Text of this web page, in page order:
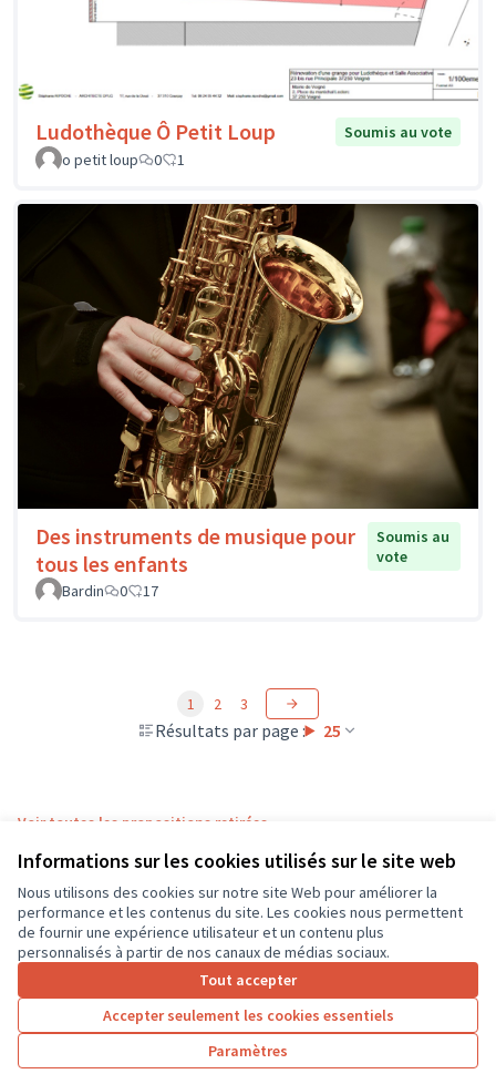
Informations sur les cookies utilisés sur le site web
Nous utilisons des cookies sur notre site Web pour améliorer la
performance et les contenus du site. Les cookies nous permettent
de fournir une expérience utilisateur et un contenu plus
personnalisés à partir de nos canaux de médias sociaux.
Tout accepter
Accepter seulement les cookies essentiels
Paramètres
Ludothèque Ô Petit Loup
Soumis au vote
o petit loup
0 1
Des instruments de musique pour
tous les enfants
Soumis au
vote
Bardin
0 17
Résultats par page : 25
1 2 3
Voir toutes les propositions retirées
Conditions d'utilisation
Paramètres des cookies
CD37 sur X
(Lien externe)
CD37 sur Facebook
CD37 sur Instagram
CD37 sur YouTube
(Lien externe)
Site réalisé grâce aulogiciel libre Decidim .
Licence
(Lien